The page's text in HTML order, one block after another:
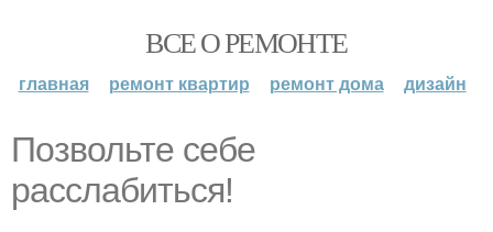
ВСЕ О РЕМОНТЕ
главная ремонт квартир ремонт дома дизайн
Позвольте себе
расслабиться!